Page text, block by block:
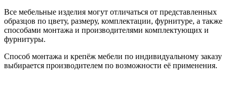
Все мебельные изделия могут отличаться от представленных
образцов по цвету, размеру, комплектации, фурнитуре, а также
способами монтажа и производителями комплектующих и
фурнитуры.
Способ монтажа и крепёж мебели по индивидуальному заказу
выбирается производителем по возможности её применения.